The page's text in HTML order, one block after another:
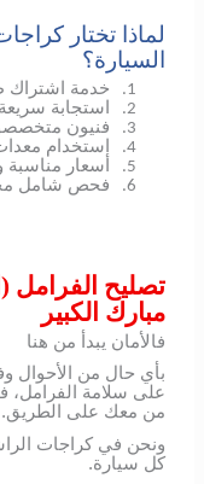
لماذا تختار
السيارة؟
1. خدمة اشتراك
2. استجابة
3. فنيون
4. استخدام
5. أسعار
6. فحص شامل
تصليح الفرامل
مبارك الكبير
فالأمان يبدأ من هنا
بأي حال من الأحوال
على سلامة الفرامل،
من معك على الطريق.
ونحن في كراجات
كل سيارة.